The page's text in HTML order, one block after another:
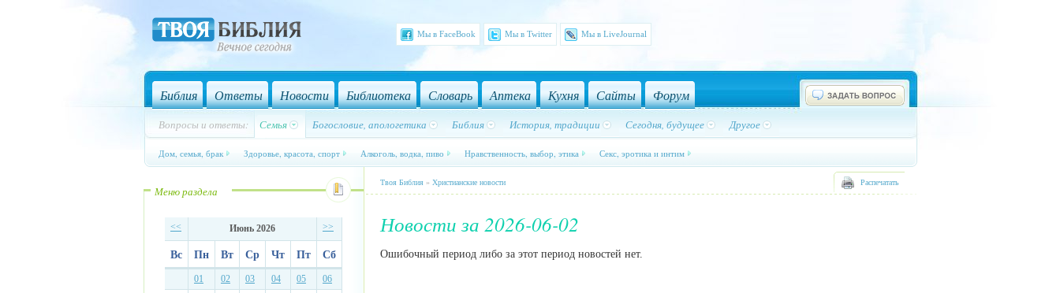
Мы в FaceBook Мы в Twitter Мы в LiveJournal
Библия Ответы Новости Библиотека Словарь Аптека Кухня Сайты Форум
Вопросы и ответы: Семья Богословие, апологетика Библия История, традиции Сегодня, будущее Другое
Дом, семья, брак Здоровье, красота, спорт Алкоголь, водка, пиво Нравственность, выбор, этика Секс, эротика и интим
Меню раздела
<< Июнь 2026 >>
Вс Пн Вт Ср Чт Пт Сб
01 02 03 04 05
06
Твоя Библия » Христианские новости Распечатать
Новости за 2026-06-02
Ошибочный период либо за этот период новостей нет.